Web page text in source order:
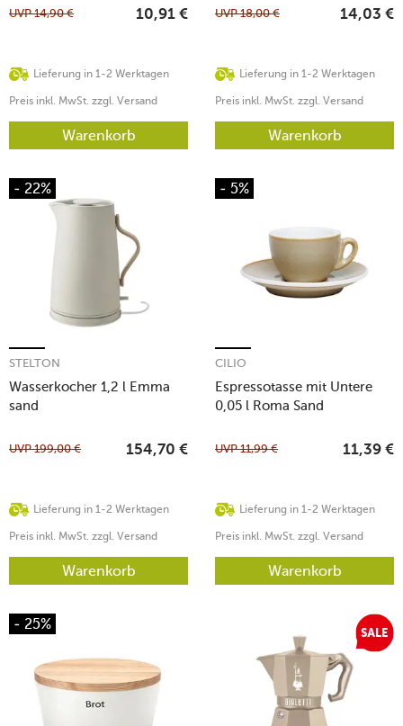
Lieferung in 1-2 Werktagen
UVP14,90 € 10,91 €
Preis inkl. MwSt. zzgl. Versand
Warenkorb
Lieferung in 1-2 Werktagen
UVP18,00 € 14,03 €
Preis inkl. MwSt. zzgl. Versand
Warenkorb
- 22%
Wasserkocher 1,2 l Emma
sand
STELTON
Lieferung in 1-2 Werktagen
UVP199,00 € 154,70 €
Preis inkl. MwSt. zzgl. Versand
Warenkorb
- 5%
Espressotasse mit Untere
0,05 l Roma Sand
CILIO
Lieferung in 1-2 Werktagen
UVP11,99 € 11,39 €
Preis inkl. MwSt. zzgl. Versand
Warenkorb
- 25%